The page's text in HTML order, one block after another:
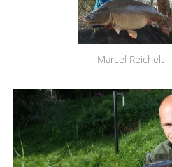
Marcel Reichelt